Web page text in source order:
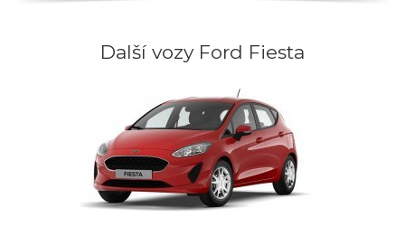
Další vozy Ford Fiesta